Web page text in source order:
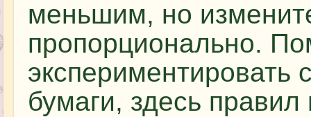
меньшим, но
пропорционально.
экспериментировать
бумаги, здесь правил